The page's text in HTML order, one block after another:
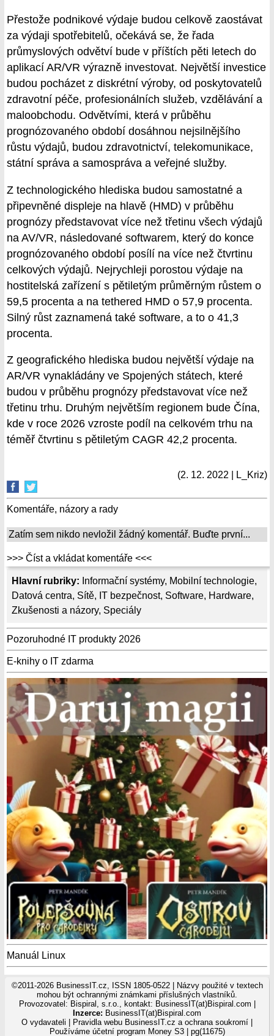
Hlavní rubriky: Informační systémy, Mobilní technologie,
Datová centra, Sítě, IT bezpečnost, Software, Hardware,
Zkušenosti a názory, Speciály
Pozoruhodné IT produkty 2026
E-knihy o IT zdarma
Manuál Linux
Přestože podnikové výdaje budou celkově zaostávat
za výdaji spotřebitelů, očekává se, že řada
průmyslových odvětví bude v příštích pěti letech do
aplikací AR/VR výrazně investovat. Největší investice
budou pocházet z diskrétní výroby, od poskytovatelů
zdravotní péče, profesionálních služeb, vzdělávání a
maloobchodu. Odvětvími, která v průběhu
prognózovaného období dosáhnou nejsilnějšího
růstu výdajů, budou zdravotnictví, telekomunikace,
státní správa a samospráva a veřejné služby.
Z technologického hlediska budou samostatné a
připevněné displeje na hlavě (HMD) v průběhu
prognózy představovat více než třetinu všech výdajů
na AV/VR, následované softwarem, který do konce
prognózovaného období posílí na více než čtvrtinu
celkových výdajů. Nejrychleji porostou výdaje na
hostitelská zařízení s pětiletým průměrným růstem o
59,5 procenta a na tethered HMD o 57,9 procenta.
Silný růst zaznamená také software, a to o 41,3
procenta.
Z geografického hlediska budou největší výdaje na
AR/VR vynakládány ve Spojených státech, které
budou v průběhu prognózy představovat více než
třetinu trhu. Druhým největším regionem bude Čína,
kde v roce 2026 vzroste podíl na celkovém trhu na
téměř čtvrtinu s pětiletým CAGR 42,2 procenta.
(2. 12. 2022 | L_Kriz)
Komentáře, názory a rady
Zatím sem nikdo nevložil žádný komentář. Buďte první...
>>> Číst a vkládat komentáře <<<
©2011-2026 BusinessIT.cz, ISSN 1805-0522 | Názvy použité v textech
mohou být ochrannými známkami příslušných vlastníků.
Provozovatel: Bispiral, s.r.o., kontakt: BusinessIT(at)Bispiral.com |
Inzerce: BusinessIT(at)Bispiral.com
O vydavateli
Pravidla webu BusinessIT.cz a ochrana soukromí
Používáme účetní program Money S3| pg(11675)